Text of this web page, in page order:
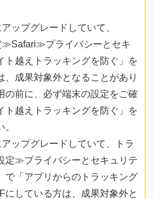
ップグレードしていて、
≫Safari≫プライバシーとセキ
ト越えトラッキングを防ぐ」を
、成果対象外となることがあり
の前に、必ず端末の設定をご確
ト越えトラッキングを防ぐ」を
ップグレードしていて、トラ
定≫プライバシーとセキュリテ
で「アプリからのトラッキング
にしている方は、成果対象外と